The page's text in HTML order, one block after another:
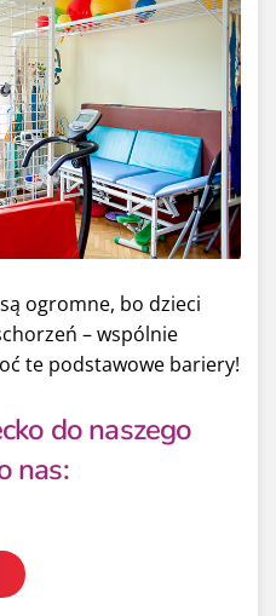
ogromne, bo dzieci
– wspólnie
te podstawowe bariery!
do naszego
nas: